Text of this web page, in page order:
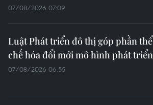
07/08/2026 07:09
Luật Phát triển đô thị góp phần thể
chế hóa đổi mới mô hình phát triển
07/08/2026 06:55